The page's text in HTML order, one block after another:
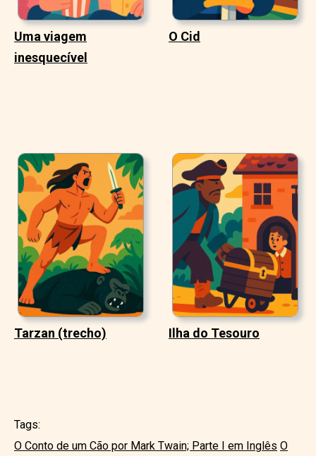
Uma viagem
inesquecível
O Cid
Tarzan (trecho) Ilha do Tesouro
Tags:
O Conto de um Cão por Mark Twain; Parte I em Inglês O